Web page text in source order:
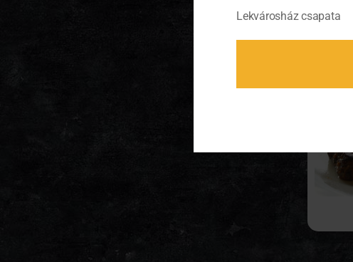
Lekvárosház csapata